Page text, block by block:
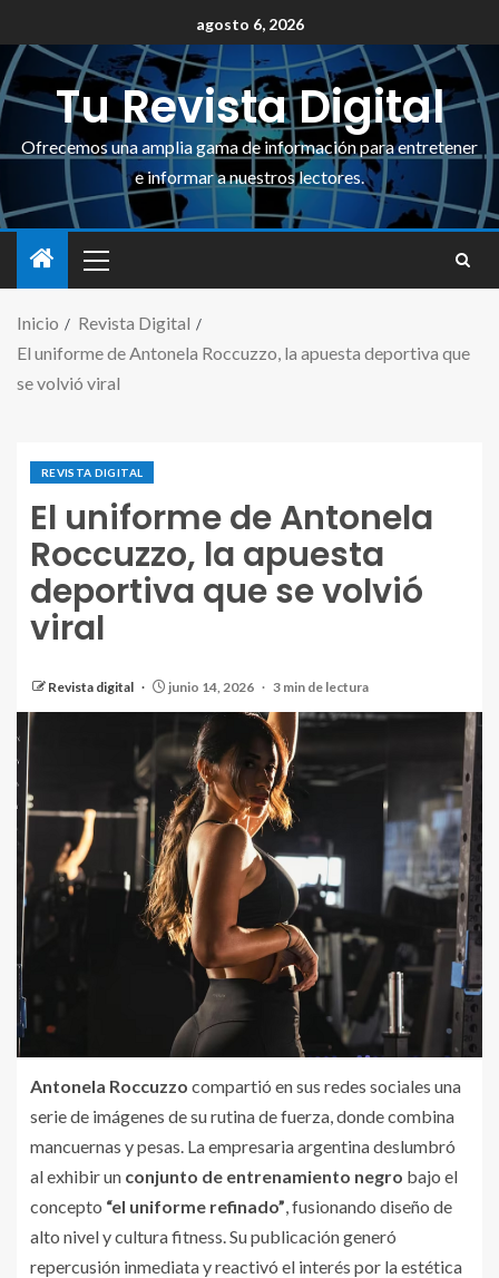
agosto 6, 2026
Tu Revista Digital
Ofrecemos una amplia gama de información para entretener
e informar a nuestros lectores.
Inicio
Revista Digital
El uniforme de Antonela Roccuzzo, la apuesta deportiva que
se volvió viral
REVISTA DIGITAL
El uniforme de Antonela
Roccuzzo, la apuesta
deportiva que se volvió
viral
Revista digital junio 14, 2026 3 min de lectura
Antonela Roccuzzo compartió en sus redes sociales una
serie de imágenes de su rutina de fuerza, donde combina
mancuernas y pesas. La empresaria argentina deslumbró
al exhibir un conjunto de entrenamiento negro bajo el
concepto “el uniforme refinado” , fusionando diseño de
alto nivel y cultura fitness. Su publicación generó
repercusión inmediata y reactivó el interés por la estética